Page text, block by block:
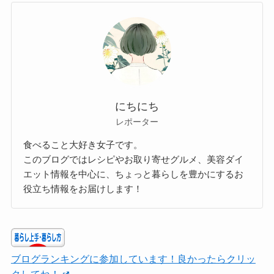
にちにち
レポーター
食べること大好き女子です。
このブログではレシピやお取り寄せグルメ、美容ダイ
エット情報を中心に、ちょっと暮らしを豊かにするお
役立ち情報をお届けします！
ブログランキングに参加しています！良かったらクリッ